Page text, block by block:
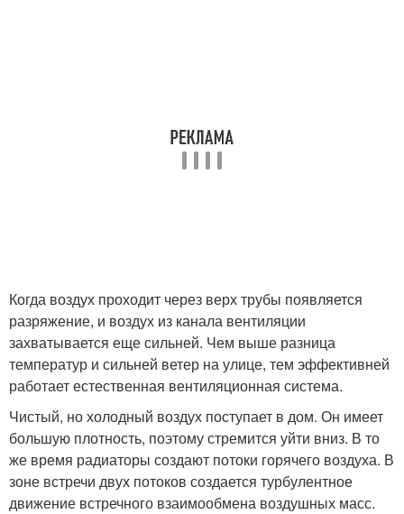
Когда воздух проходит через верх трубы появляется
разряжение, и воздух из канала вентиляции
захватывается еще сильней. Чем выше разница
температур и сильней ветер на улице, тем эффективней
работает естественная вентиляционная система.
Чистый, но холодный воздух поступает в дом. Он имеет
большую плотность, поэтому стремится уйти вниз. В то
же время радиаторы создают потоки горячего воздуха. В
зоне встречи двух потоков создается турбулентное
движение встречного взаимообмена воздушных масс.